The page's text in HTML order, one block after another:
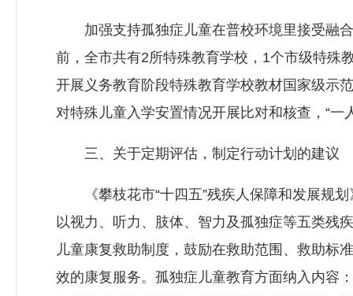
加强支持孤独症儿童在普校环境里接受融合
前，全市共有2所特殊教育学校，1个市级特殊
开展义务教育阶段特殊教育学校教材国家级示
对特殊儿童入学安置情况开展比对和核查，“
三、关于定期评估，制定行动计划的建议
《攀枝花市“十四五”残疾人保障和发展规划
以视力、听力、肢体、智力及孤独症等五类残
儿童康复救助制度，鼓励在救助范围、救助标
效的康复服务。孤独症儿童教育方面纳入内容